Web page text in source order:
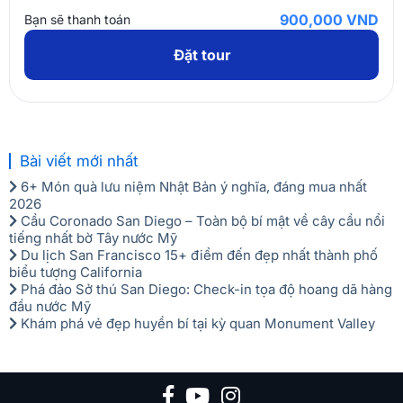
Lưu ý:Giá tour trẻ em chỉ áp dụng khi số lượng trẻ em
không chiếm quá 10% so với số lượng cả đoàn khách.
phòng Vietnam Booking để làm thủ tục hủy/ chuyển tour.
Các trường hợp chuyển/ đổi dịch vụ/ tour:
căn cứ xem xét tình hình thực tế để tính phí và có
mức hỗ trợ Quý khách hàng
phí hủy tour/ dịch vụ theo quy định của Vietnam
toán trực tuyến.
ĐIỀU KIỆN HOÀN/HỦY
Phí hủy được quy định như sau:
Ngay sau khi đặt cọc hoặc thanh toán hoặc trước 15
ngày: phí hủy 30% tiền tour.
Hủy 07 ngày trước ngày khởi hành: phí hủy 70% tiền
Bạn sẽ thanh toán
900,000 VND
Đặt tour
Bài viết mới nhất
6+ Món quà lưu niệm Nhật Bản ý nghĩa, đáng mua nhất
2026
Cầu Coronado San Diego – Toàn bộ bí mật về cây cầu nổi
tiếng nhất bờ Tây nước Mỹ
Du lịch San Francisco 15+ điểm đến đẹp nhất thành phố
biểu tượng California
Phá đảo Sở thú San Diego: Check-in tọa độ hoang dã hàng
đầu nước Mỹ
Khám phá vẻ đẹp huyền bí tại kỳ quan Monument Valley